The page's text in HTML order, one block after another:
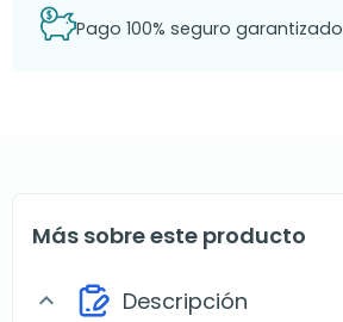
Pago 100% seguro garantizado
Más sobre este producto
expand_more Descripción